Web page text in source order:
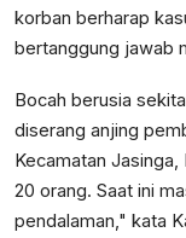
korban berharap
bertanggung jawab
Bocah berusia
diserang anjing
Kecamatan
20 orang. Saat ini
pendalaman," kata